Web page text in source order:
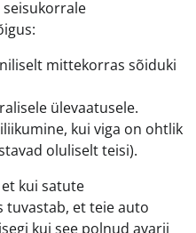
mittekorras sõiduki
ülevaatusele.
kui viga on ohtlik
oluliselt teisi).
kui satute
tuvastab, et teie auto
kui see polnud avarii